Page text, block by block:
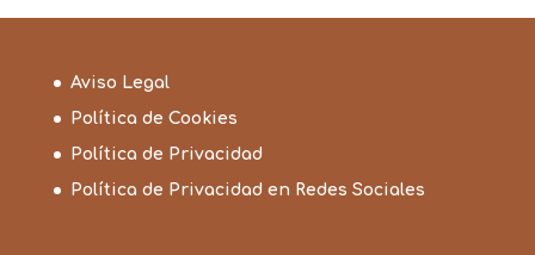
Aviso Legal
Política de Cookies
Política de Privacidad
Política de Privacidad en Redes Sociales